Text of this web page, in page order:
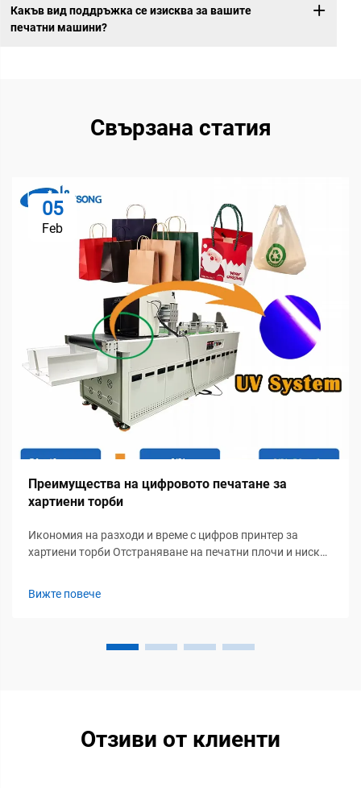
Какъв вид поддръжка се изисква за вашите
печатни машини?
Свързана статия
05
Feb
Преимущества на цифровото печатане за
хартиени торби
Икономия на разходи и време с цифров принтер за
хартиени торби Отстраняване на печатни плочи и ниски
Вижте повече
Отзиви от клиенти